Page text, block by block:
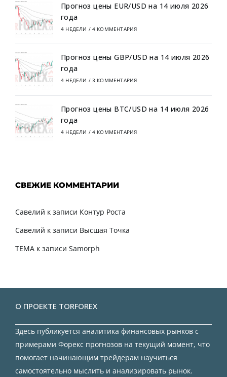
Прогноз цены EUR/USD на 14 июля 2026
года
4 НЕДЕЛИ / 4 КОММЕНТАРИЯ
Прогноз цены GBP/USD на 14 июля 2026
года
4 НЕДЕЛИ / 3 КОММЕНТАРИЯ
Прогноз цены BTC/USD на 14 июля 2026
года
4 НЕДЕЛИ / 4 КОММЕНТАРИЯ
СВЕЖИЕ КОММЕНТАРИИ
Савелий к записи Контур Роста
Савелий к записи Высшая Точка
TEMA к записи Samorph
О ПРОЕКТЕ TORFOREX
Здесь публикуется аналитика финансовых рынков с
примерами Форекс прогнозов на текущий момент, что
помогает начинающим трейдерам научиться
самостоятельно мыслить и анализировать рынок.